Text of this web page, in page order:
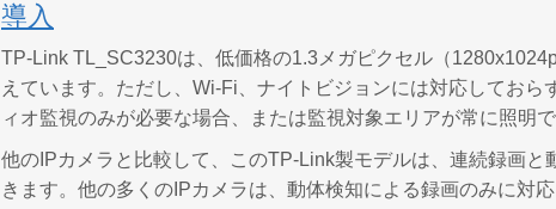
導入
TP-Link TL_SC3230は、低価格の1.3メガピクセル（
えています。ただし、Wi-Fi、ナイトビジョンには対応してお
ィオ監視のみが必要な場合、または監視対象エリアが常に照明
他のIPカメラと比較して、このTP-Link製モデルは、連続録画
きます。他の多くのIPカメラは、動体検知による録画のみに対応